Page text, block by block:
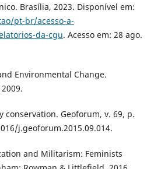
Brasília, 2023. Disponível em:
pt-br/acesso-a-
da-cgu. Acesso em: 28 ago.
Environmental Change.
conservation. Geoforum, v. 69, p.
j.geoforum.2015.09.014.
and Militarism: Feminists